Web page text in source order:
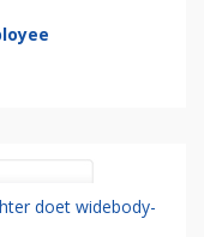
doet widebody-